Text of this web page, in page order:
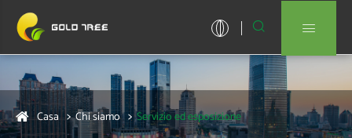
 
Casa Chi siamo Servizio ed esposizione